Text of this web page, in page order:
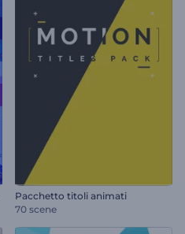
Pacchetto titoli animati
70 scene